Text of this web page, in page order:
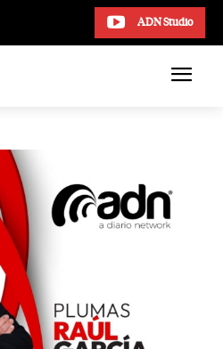
ADN Studio